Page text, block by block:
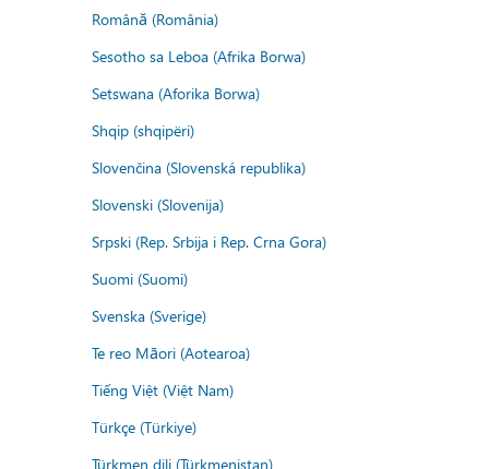
Română (România)
Sesotho sa Leboa (Afrika Borwa)
Setswana (Aforika Borwa)
Shqip (shqipëri)
Slovenčina (Slovenská republika)
Slovenski (Slovenija)
Srpski (Rep. Srbija i Rep. Crna Gora)
Suomi (Suomi)
Svenska (Sverige)
Te reo Māori (Aotearoa)
Tiếng Việt (Việt Nam)
Türkçe (Türkiye)
Türkmen dili (Türkmenistan)